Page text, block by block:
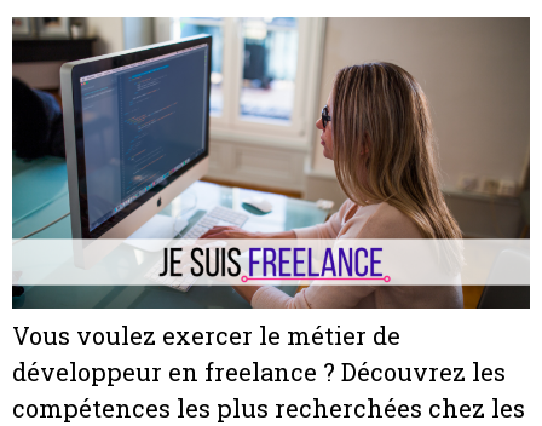
Vous voulez exercer le métier de
développeur en freelance ? Découvrez les
compétences les plus recherchées chez les